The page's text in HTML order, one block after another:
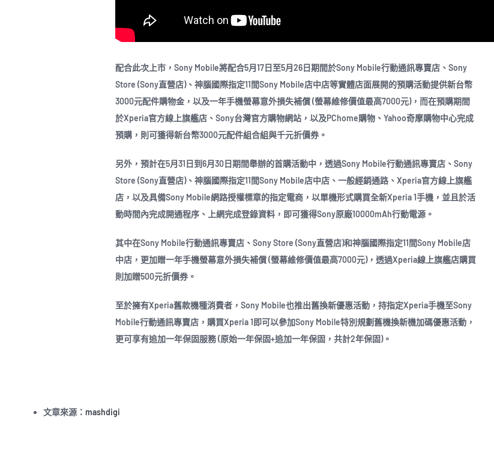
配合此次上市，Sony Mobile將配合5月17日至5月26日期間於Sony Mobile行動通訊專賣店、Sony
Store (Sony直營店)、神腦國際指定11間Sony Mobile店中店等實體店面展開的預購活動提供新台幣
3000元配件購物金，以及一年手機螢幕意外損失補償 (螢幕維修價值最高7000元)，而在預購期間
於Xperia官方線上旗艦店、Sony台灣官方購物網站，以及PChome購物、Yahoo奇摩購物中心完成
預購，則可獲得新台幣3000元配件組合組與千元折價券。
另外，預計在5月31日到6月30日期間舉辦的首購活動中，透過Sony Mobile行動通訊專賣店、Sony
Store (Sony直營店)、神腦國際指定11間Sony Mobile店中店、一般經銷通路、Xperia官方線上旗艦
店，以及具備Sony Mobile網路授權標章的指定電商，以單機形式購買全新Xperia 1手機，並且於活
動時間內完成開通程序、上網完成登錄資料，即可獲得Sony原廠10000mAh行動電源。
其中在Sony Mobile行動通訊專賣店、Sony Store (Sony直營店)和神腦國際指定11間Sony Mobile店
中店，更加贈一年手機螢幕意外損失補償 (螢幕維修價值最高7000元)，透過Xperia線上旗艦店購買
則加贈500元折價券。
至於擁有Xperia舊款機種消費者，Sony Mobile也推出舊換新優惠活動，持指定Xperia手機至Sony
Mobile行動通訊專賣店，購買Xperia 1即可以參加Sony Mobile特別規劃舊機換新機加碼優惠活動，
更可享有追加一年保固服務 (原始一年保固+追加一年保固，共計2年保固)。
文章來源： mashdigi